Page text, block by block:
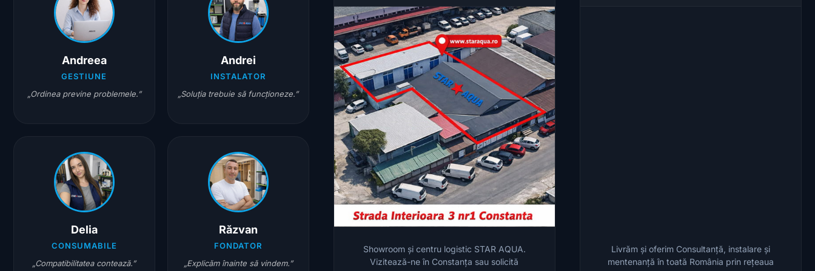
Andreea
GESTIUNE
„Ordinea previne problemele.”
Andrei
INSTALATOR
„Soluția trebuie să funcționeze.”
Delia
CONSUMABILE
„Compatibilitatea contează.”
Răzvan
FONDATOR
„Explicăm înainte să vindem.”
Showroom și centru logistic STAR AQUA.
Vizitează-ne în Constanța sau solicită
Livrăm și oferim Consultanță, instalare și
mentenanță în toată România prin rețeaua